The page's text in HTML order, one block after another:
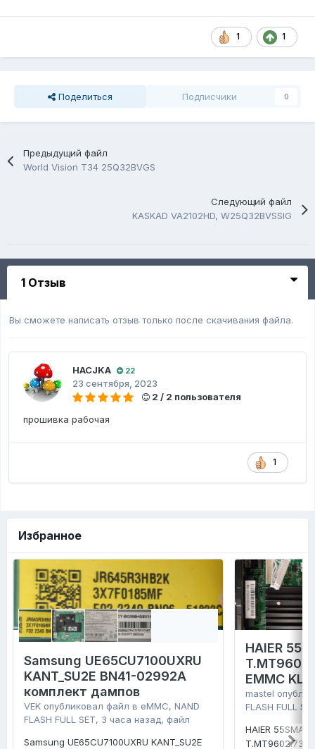
1 1
Поделиться Подписчики 0
Предыдущий файл
World Vision T34 25Q32BVGS
Следующий файл
KASKAD VA2102HD, W25Q32BVSSIG
1 Отзыв
Вы сможете написать отзыв только после скачивания файла.
HACJKA 22
23 сентября, 2023
2 / 2 пользователя
прошивка рабочая
1
Избранное
Samsung UE65CU7100UXRU
KANT_SU2E BN41-02992A
комплект дампов
VEK опубликовал файл в eMMC, NAND
FLASH FULL SET, 3 часа назад, файл
Samsung UE65CU7100UXRU KANT_SU2E
HAIER 55
EMMC
mastel
FLASH FULL
HAIER
T.MT9602.731